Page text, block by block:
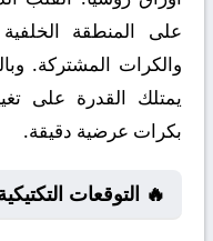
على المنطقة
والكرات المشتركة.
يمتلك القدرة على
بكرات عرضية دقيقة.
🔥 التوقعات